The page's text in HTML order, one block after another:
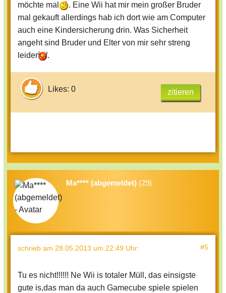
möchte mal
. Eine Wii hat mir mein großer Bruder
mal gekauft allerdings hab ich dort wie am Computer
auch eine Kindersicherung drin. Was Sicherheit
angeht sind Bruder und Elter von mir sehr streng
leider
.
Likes: 0 zitieren
Ma**** (abgemeldet) (29)
schrieb am 28.05.2013 um 22:49 Uhr: #5
Tu es nicht!!!!!! Ne Wii is totaler Müll, das einsigste
gute is,das man da auch Gamecube spiele spielen